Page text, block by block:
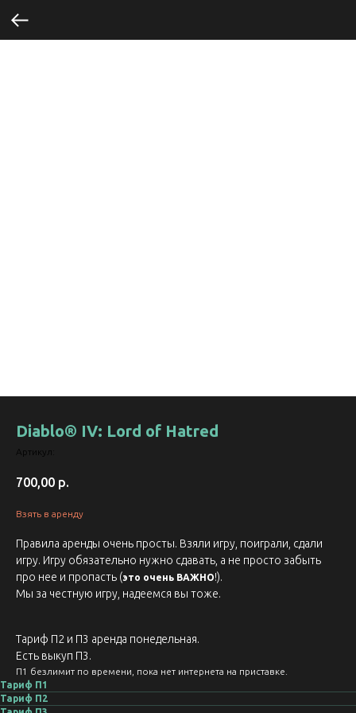
Diablo® IV: Lord of Hatred
Артикул:
700,00 р.
Взять в аренду
Правила аренды очень просты. Взяли игру, поиграли, сдали
игру. Игру обязательно нужно сдавать, а не просто забыть
про нее и пропасть (это очень ВАЖНО!).
Мы за честную игру, надеемся вы тоже.
Тариф П2 и П3 аренда понедельная.
Есть выкуп П3.
П1 безлимит по времени, пока нет интернета на приставке.
Тариф П1
Тариф П2